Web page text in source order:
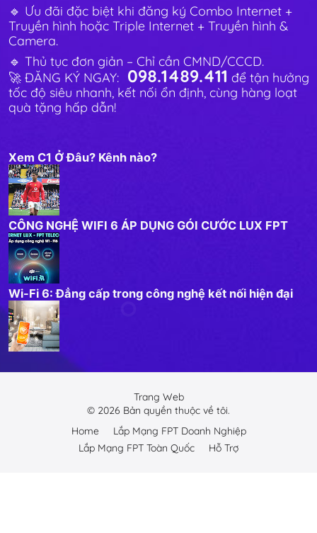
🔹 Ưu đãi đặc biệt khi đăng ký Combo Internet +
Truyền hình hoặc Triple Internet + Truyền hình &
Camera.
🔹 Thủ tục đơn giản – Chỉ cần CMND/CCCD.
🚀 ĐĂNG KÝ NGAY: 098.1489.411 để tận hưởng
tốc độ siêu nhanh, kết nối ổn định, cùng hàng loạt
quà tặng hấp dẫn!
Xem C1 Ở Đâu? Kênh nào?
CÔNG NGHỆ WIFI 6 ÁP DỤNG GÓI CƯỚC LUX FPT
Wi-Fi 6: Đẳng cấp trong công nghệ kết nối hiện đại
Trang Web
© 2026 Bản quyền thuộc về tôi.
Home
Lắp Mạng FPT Doanh Nghiệp
Lắp Mạng FPT Toàn Quốc
Hỗ Trợ